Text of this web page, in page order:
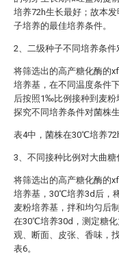
培养72h生长最好；故本
子培养的最佳培养条件。
2、二级种子不同培养条
将筛选出的高产糖化酶的
培养基，在不同温度条件
后按照1‰比例接种到麦粉
探究不同培养条件对菌株
表4中，菌株在30℃培养
3、不同接种比例对大曲糖
将筛选出的高产糖化酶的
培养基，30℃培养3d后，
麦粉培养基，拌和均匀后
在30℃培养30d，测定糖
观、断面、皮张、香味，
表6。